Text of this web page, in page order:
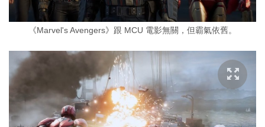
《Marvel's Avengers》跟 MCU 電影無關，但霸氣依舊。